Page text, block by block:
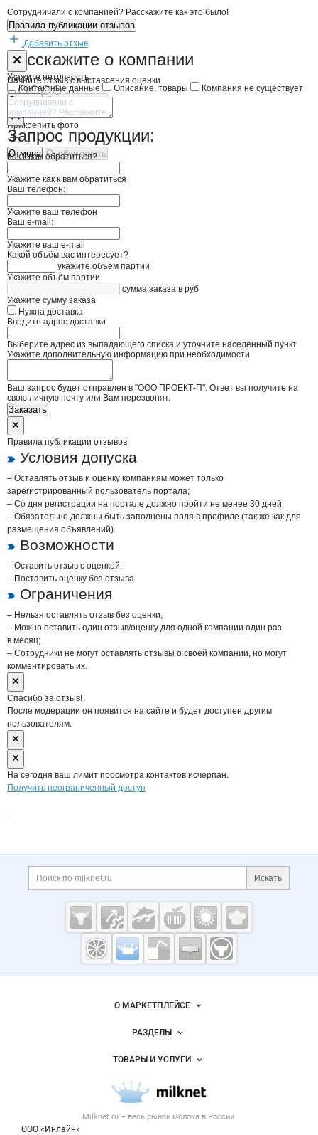
Сотрудничали с компанией? Расскажите как это было!
Правила публикации отзывов
Добавить отзыв
Расскажите о компании
Начните отзыв с выставления оценки
Прикрепить фото
Отмена Опубликовать
Форма обратной связи о неточностях
Укажите неточность
Контактные данные
Описание, товары Компания не существует
Отмена Опубликовать
Запрос продукции:
Как к вам обратиться?
Укажите как к вам обратиться
Ваш телефон:
Укажите ваш телефон
Ваш e-mail:
Укажите ваш e-mail
Какой объём вас интересует?
укажите объём партии
Укажите объём партии
сумма заказа в руб
Укажите сумму заказа
Нужна доставка
Введите адрес доставки
Выберите адрес из выпадающего списка и уточните населенный пункт
Укажите дополнительную информацию при необходимости
Ваш запрос будет отправлен в "ООО ПРОЕКТ-П". Ответ вы получите на
свою личную почту или Вам перезвонят.
Заказать
Правила публикации отзывов
Условия допуска
– Оставлять отзыв и оценку компаниям может только
зарегистрированный пользователь портала;
– Со дня регистрации на портале должно пройти не менее 30 дней;
– Обязательно должны быть заполнены поля в профиле (так же как для
размещения объявлений).
Возможности
– Оставить отзыв с оценкой;
– Поставить оценку без отзыва.
Ограничения
– Нельзя оставлять отзыв без оценки;
– Можно оставить один отзыв/оценку для одной компании один раз
в месяц;
– Сотрудники не могут оставлять отзывы о своей компании, но могут
комментировать их.
Спасибо за отзыв!
После модерации он появится на сайте и будет доступен другим
пользователям.
На сегодня ваш лимит просмотра контактов исчерпан.
Получить неограниченный доступ
Дополнительная информация
Поиск по сайту и
Искать
Cсылки на полезные проекты
Молочная
промышленность
Milknet.ru
Важные разделы и контакты
Milknet.ru – весь рынок молокав России.
ООО «Инлайн»
Навигация по сайтуО МАРКЕТПЛЕЙСЕ
Новости Milknet.ru
Размещение рекламы
Публичная оферта
Контактная информация
Политика обработки персональных данных
РАЗДЕЛЫ
Объявления
Новости рынка
ТОВАРЫ И УСЛУГИ
Молочная продукция
Вторичное сырье
Оборудование